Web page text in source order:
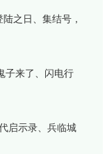
之日、集结号，
子来了、闪电行
启示录、兵临城